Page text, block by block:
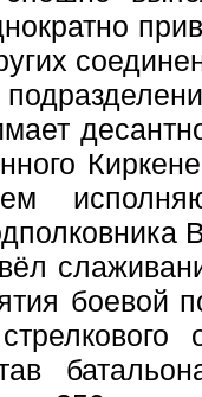
боевой